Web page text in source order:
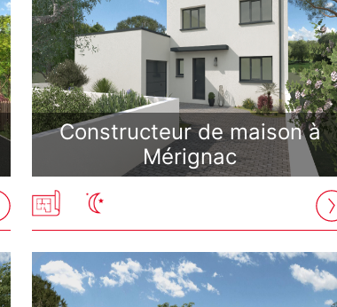
Constructeur de maison à
Mérignac